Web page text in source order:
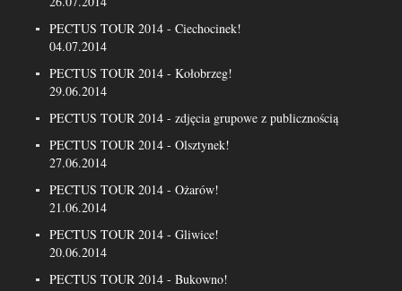
PECTUS TOUR 2014 - Ciechocinek!
04.07.2014
PECTUS TOUR 2014 - Kołobrzeg!
29.06.2014
PECTUS TOUR 2014 - zdjęcia grupowe z publicznością
PECTUS TOUR 2014 - Olsztynek!
27.06.2014
PECTUS TOUR 2014 - Ożarów!
21.06.2014
PECTUS TOUR 2014 - Gliwice!
20.06.2014
PECTUS TOUR 2014 - Bukowno!